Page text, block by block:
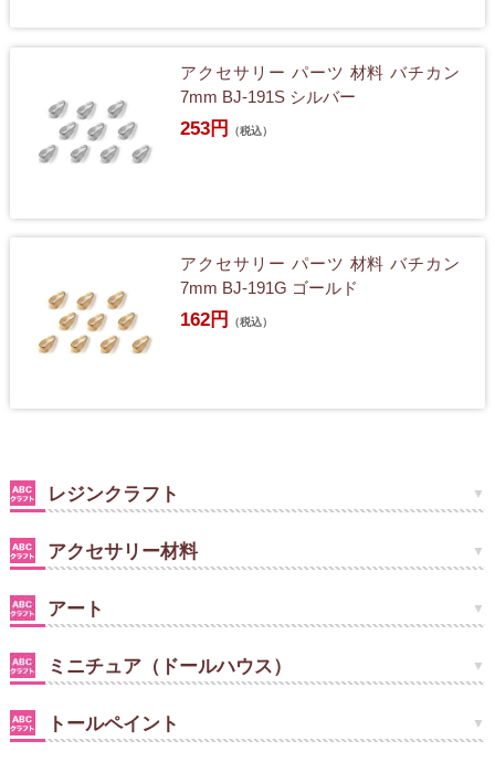
アクセサリー パーツ 材料 バチカン
7mm BJ-191S シルバー
253円 （税込）
アクセサリー パーツ 材料 バチカン
7mm BJ-191G ゴールド
162円 （税込）
レジンクラフト
アクセサリー材料
アート
ミニチュア（ドールハウス）
トールペイント